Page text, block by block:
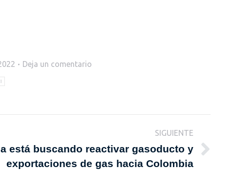
Deja un comentario
SIGUIENTE
está buscando reactivar gasoducto y
exportaciones de gas hacia Colombia